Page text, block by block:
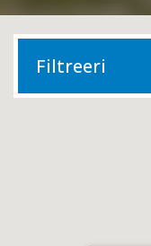
Filtreeri